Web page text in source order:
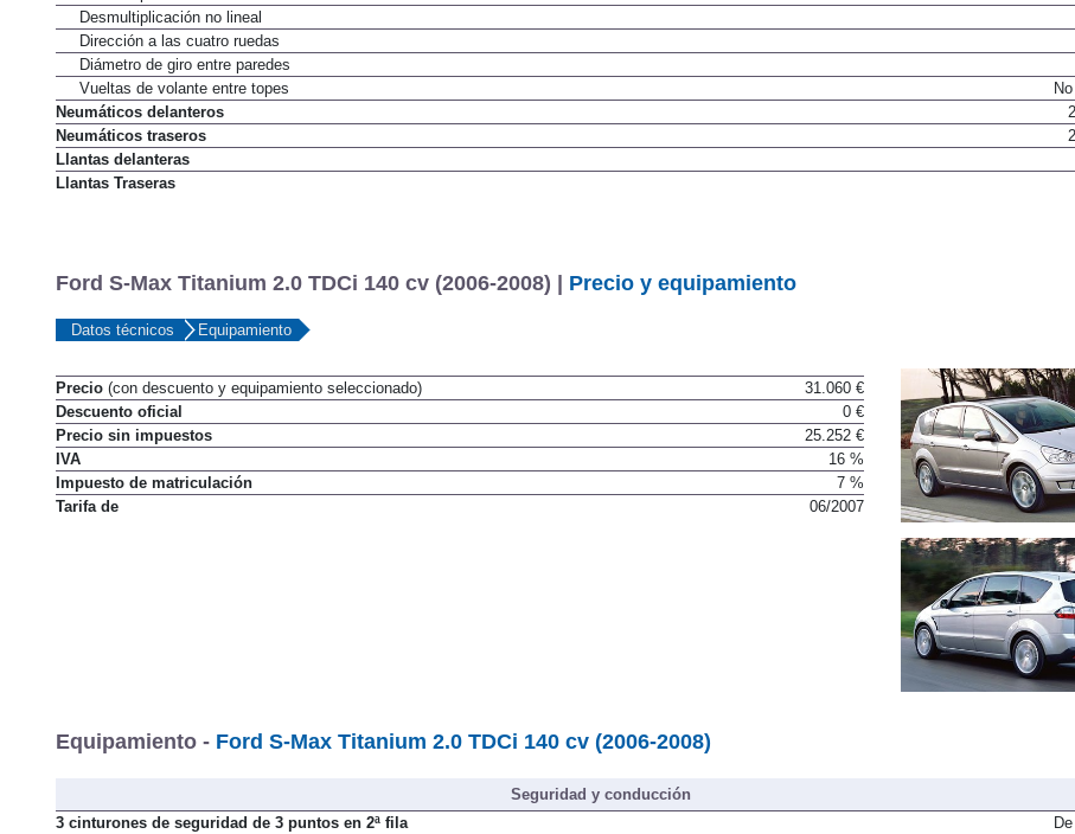
Desmultiplicacion en función de la velocidad
Desmultiplicación no lineal
Dirección a las cuatro ruedas
Diámetro de giro entre paredes
Vueltas de volante entre topes
Neumáticos delanteros
Neumáticos traseros
Llantas delanteras
Ford S-Max Titanium 2.0 TDCi 140 cv (2006-2008) | Precio y equipamiento
Precio(con descuento y equipamiento seleccionado)
31.060 €
Descuento oficial
0 €
Precio sin impuestos
25.252 €
IVA
16 %
Impuesto de matriculación
7 %
Equipamiento - Ford S-Max Titanium 2.0 TDCi 140 cv (2006-2008)
Seguridad y conducción